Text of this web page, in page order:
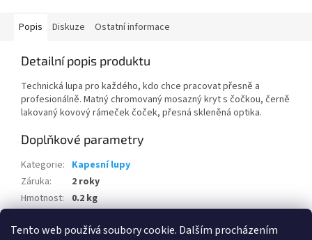
Tento web používá soubory cookie. Dalším procházením
Popis Diskuze Ostatní informace
Detailní popis produktu
Technická lupa pro každého, kdo chce pracovat přesně a
profesionálně. Matný chromovaný mosazný kryt s čočkou, černě
lakovaný kovový rámeček čoček, přesná skleněná optika.
Doplňkové parametry
Kategorie: Kapesní lupy
Záruka:
2 roky
Hmotnost:
0.2 kg
Zvětšení: 12x